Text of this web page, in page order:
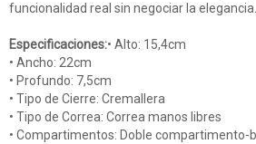
funcionalidad real sin negociar la elegancia.
Especificaciones:• Alto: 15,4cm
• Ancho: 22cm
• Profundo: 7,5cm
• Tipo de Cierre: Cremallera
• Tipo de Correa: Correa manos libres
• Compartimentos: Doble compartimento-